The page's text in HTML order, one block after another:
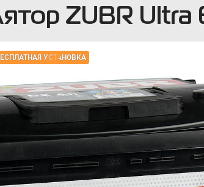
ZUBR Ultra
УСТАНОВКА